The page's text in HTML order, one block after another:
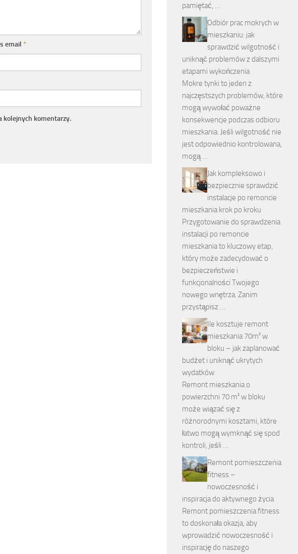
email *
kolejnych komentarzy.
pamiętać, …
Odbiór prac mokrych w
mieszkaniu: jak
sprawdzić wilgotność i
uniknąć problemów z dalszymi
etapami wykończenia
Mokre tynki to jeden z
najczęstszych problemów, które
mogą wywołać poważne
konsekwencje podczas odbioru
mieszkania. Jeśli wilgotność nie
jest odpowiednio kontrolowana,
mogą …
Jak kompleksowo i
bezpiecznie sprawdzić
instalacje po remoncie
mieszkania krok po kroku
Przygotowanie do sprawdzenia
instalacji po remoncie
mieszkania to kluczowy etap,
który może zadecydować o
bezpieczeństwie i
funkcjonalności Twojego
nowego wnętrza. Zanim
przystąpisz …
Ile kosztuje remont
mieszkania 70m² w
bloku – jak zaplanować
budżet i uniknąć ukrytych
wydatków
Remont mieszkania o
powierzchni 70 m² w bloku
może wiązać się z
różnorodnymi kosztami, które
łatwo mogą wymknąć się spod
kontroli, jeśli …
Remont pomieszczenia
fitness –
nowoczesność i
inspiracja do aktywnego życia
Remont pomieszczenia fitness
to doskonała okazja, aby
wprowadzić nowoczesność i
inspirację do naszego